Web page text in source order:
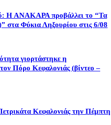
Η ΑΝΑΚΑΡΑ προβάλλει το “Τα
στα Φύκια Ληξουρίου στις 6/08
γιορτάστηκε η
Πόρο Κεφαλονιάς (βίντεο –
Κεφαλονιάς την Πέμπτη